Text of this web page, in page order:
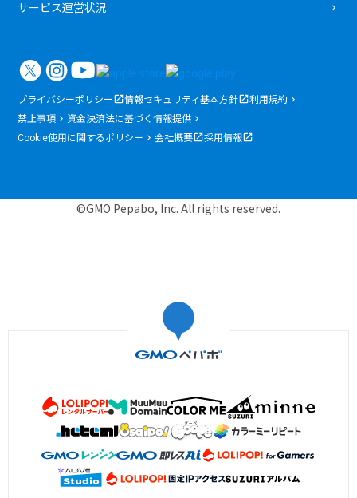
サービス運営状況
プライバシーポリシー 情報セキュリティ基本方針
利用規約
禁止事項
資金決済法に基づく情報提供
Cookie使用に関するポリシー
会社概要 採用情報
©GMO Pepabo, Inc. All rights reserved.